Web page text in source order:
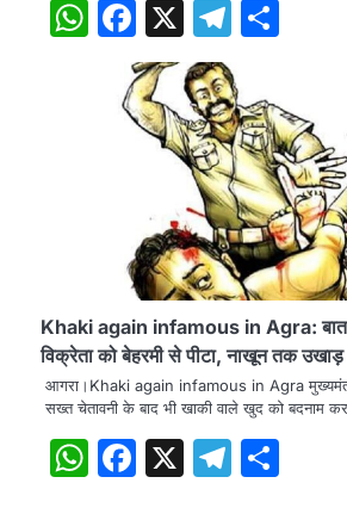
WhatsApp
Facebook
X
Khaki again infamous in Agra: बात
विक्रेता को बेहरमी से पीटा, नाखून तक उखाड़
आगरा।Khaki again infamous in Agra
सख्त चेतावनी के बाद भी खाकी वाले खुद को बदनाम
WhatsApp
Facebook
X